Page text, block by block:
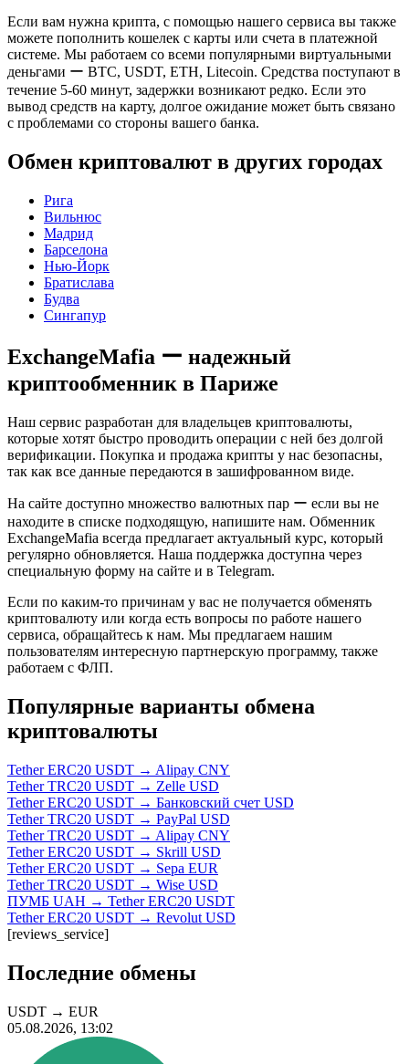
Если вам нужна крипта, с помощью нашего сервиса вы также
можете пополнить кошелек с карты или счета в платежной
системе. Мы работаем со всеми популярными виртуальными
деньгами ー BTC, USDT, ETH, Litecoin. Средства поступают в
течение 5-60 минут, задержки возникают редко. Если это
вывод средств на карту, долгое ожидание может быть связано
с проблемами со стороны вашего банка.
Обмен криптовалют в других городах
Рига
Вильнюс
Мадрид
Барселона
Нью-Йорк
Братислава
Будва
Сингапур
ExchangeMafia ー надежный
криптообменник в Париже
Наш сервис разработан для владельцев криптовалюты,
которые хотят быстро проводить операции с ней без долгой
верификации. Покупка и продажа крипты у нас безопасны,
так как все данные передаются в зашифрованном виде.
На сайте доступно множество валютных пар ー если вы не
находите в списке подходящую, напишите нам. Обменник
ExchangeMafia всегда предлагает актуальный курс, который
регулярно обновляется. Наша поддержка доступна через
специальную форму на сайте и в Telegram.
Если по каким-то причинам у вас не получается обменять
криптовалюту или когда есть вопросы по работе нашего
сервиса, обращайтесь к нам. Мы предлагаем нашим
пользователям интересную партнерскую программу, также
работаем с ФЛП.
Популярные варианты обмена
криптовалюты
Tether ERC20 USDT → Alipay CNY
Tether TRC20 USDT → Zelle USD
Tether ERC20 USDT → Банковский счет USD
Tether TRC20 USDT → PayPal USD
Tether TRC20 USDT → Alipay CNY
Tether ERC20 USDT → Skrill USD
Tether ERC20 USDT → Sepa EUR
Tether TRC20 USDT → Wise USD
ПУМБ UAH → Tether ERC20 USDT
Tether ERC20 USDT → Revolut USD
[reviews_service]
Последние обмены
USDT → EUR
05.08.2026, 13:02